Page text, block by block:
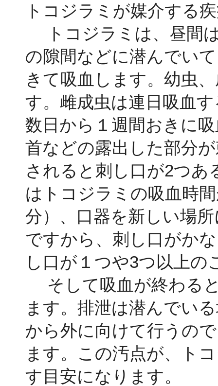
トコジラミが媒介する
トコジラミは、昼間
の隙間などに潜んでい
きて吸血します。幼虫
す。雌成虫は連日吸血
数日から１週間おきに
首などの露出した部分
されると刺し口が2つ
はトコジラミの吸血時
分）、口器を新しい場
ですから、刺し口がか
し口が１つや3つ以上の
そして吸血が終わる
ます。排泄は潜んでい
から外に向けて行うの
ます。この汚点が、ト
す目安になります。